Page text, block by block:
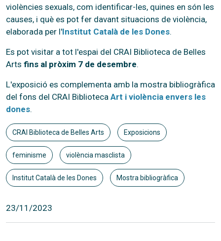
violències sexuals, com identificar-les, quines en són les
causes, i què es pot fer davant situacions de violència,
elaborada per l'Institut Català de les Dones.
Es pot visitar a tot l'espai del CRAI Biblioteca de Belles
Arts fins al pròxim 7 de desembre.
L'exposició es complementa amb la mostra bibliogràfica
del fons del CRAI Biblioteca Art i violència envers les
dones.
CRAI Biblioteca de Belles Arts Exposicions
feminisme violència masclista
Institut Català de les Dones Mostra bibliogràfica
23/11/2023